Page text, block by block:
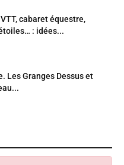
cabaret équestre,
: idées...
Les Granges Dessus et